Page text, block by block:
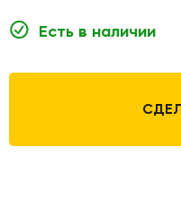
Есть в наличии